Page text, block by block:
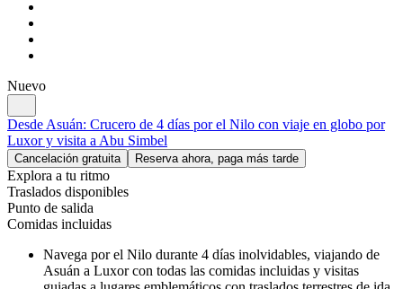
Nuevo
Desde Asuán: Crucero de 4 días por el Nilo con viaje en globo por
Luxor y visita a Abu Simbel
Cancelación gratuita Reserva ahora, paga más tarde
Explora a tu ritmo
Traslados disponibles
Punto de salida
Comidas incluidas
Navega por el Nilo durante 4 días inolvidables, viajando de
Asuán a Luxor con todas las comidas incluidas y visitas